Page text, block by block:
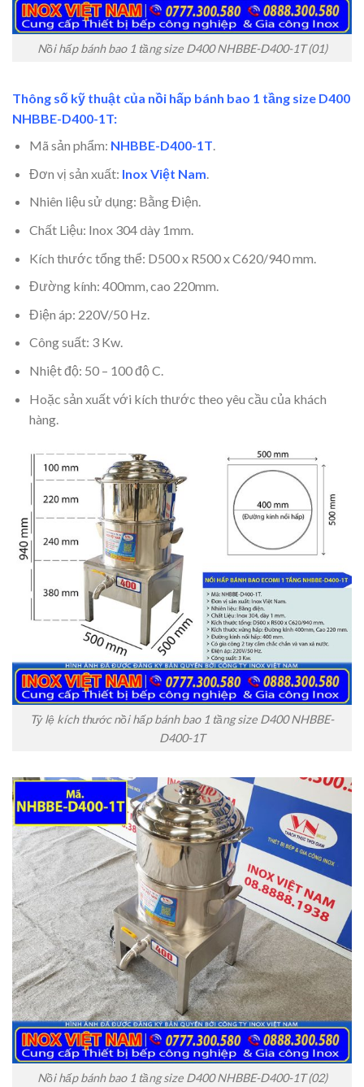
Nồi hấp bánh bao 1 tầng size D400 NHBBE-D400-1T (01)
Thông số kỹ thuật của nồi hấp bánh bao 1 tầng size D400
NHBBE-D400-1T:
Mã sản phẩm: NHBBE-D400-1T.
Đơn vị sản xuất: Inox Việt Nam.
Nhiên liệu sử dụng: Bằng Điện.
Chất Liệu: Inox 304 dày 1mm.
Kích thước tổng thể: D500 x R500 x C620/940 mm.
Đường kính: 400mm, cao 220mm.
Điện áp: 220V/50 Hz.
Công suất: 3 Kw.
Nhiệt độ: 50 – 100 độ C.
Hoặc sản xuất với kích thước theo yêu cầu của khách
hàng.
Tỷ lệ kích thước nồi hấp bánh bao 1 tầng size D400 NHBBE-
D400-1T
Nồi hấp bánh bao 1 tầng size D400 NHBBE-D400-1T (02)